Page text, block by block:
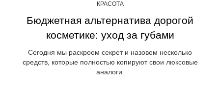
КРАСОТА
Бюджетная альтернатива дорогой
косметике: уход за губами
Сегодня мы раскроем секрет и назовем несколько
средств, которые полностью копируют свои люксовые
аналоги.